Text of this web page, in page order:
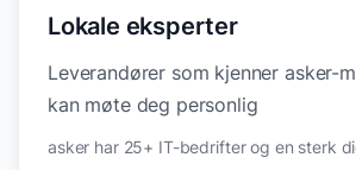
Lokale eksperter
Leverandører som kjenner asker-
kan møte deg personlig
asker har 25+ IT-bedrifter og en sterk